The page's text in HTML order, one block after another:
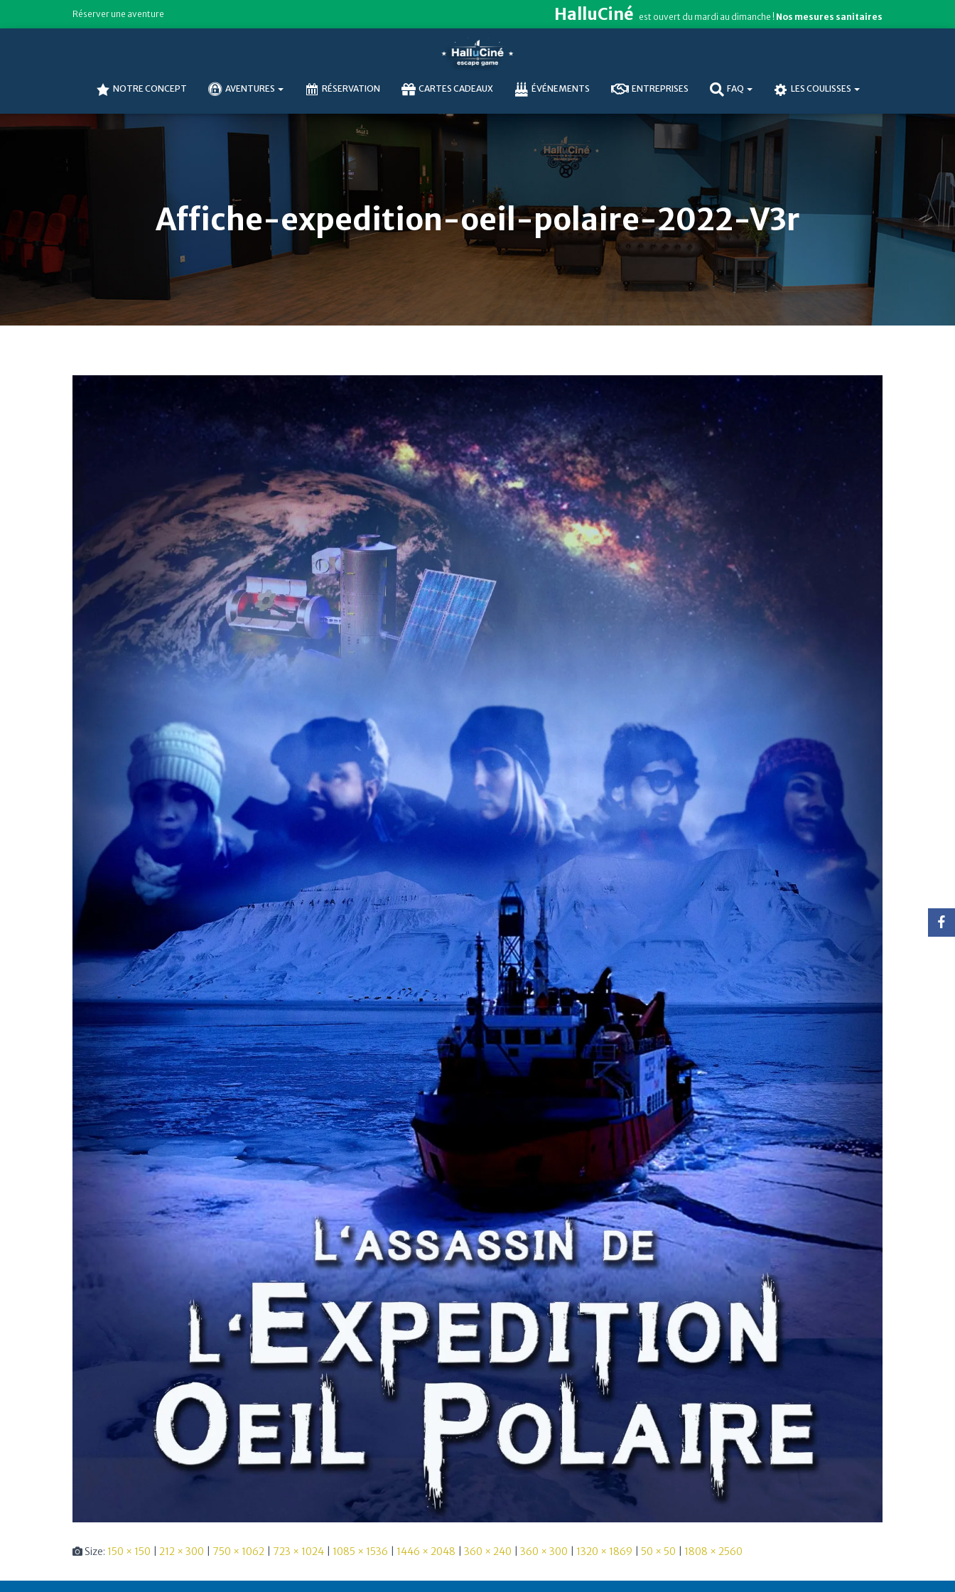
HalluCiné est ouvert du mardi au dimanche ! Nos mesures sanitaires
Réserver une aventure
NOTRE CONCEPT AVENTURES RÉSERVATION CARTES CADEAUX ÉVÉNEMENTS ENTREPRISES FAQ LES COULISSES
Affiche-expedition-oeil-polaire-2022-V3r
Size: 150 × 150 212 × 300 750 × 1062 723 × 1024 1085 × 1536 1446 × 2048 360 × 240 360 × 300 1320 × 1869 50 × 50 1808 × 2560